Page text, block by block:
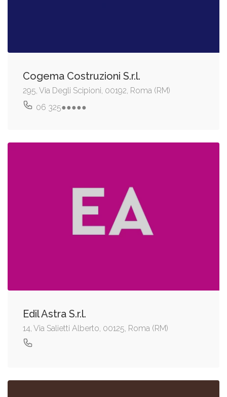
Cogema Costruzioni S.r.l.
295, Via Degli Scipioni, 00192, Roma (RM)
06 325●●●●●
Edil Astra S.r.l.
14, Via Salietti Alberto, 00125, Roma (RM)